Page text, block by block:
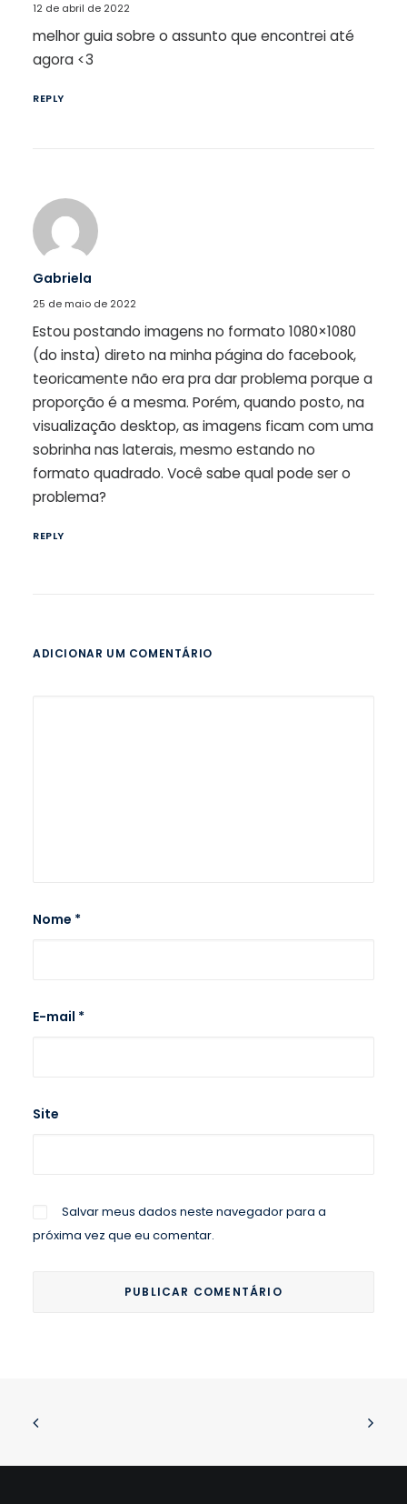
12 de abril de 2022
melhor guia sobre o assunto que encontrei até
agora <3
REPLY
Gabriela
25 de maio de 2022
Estou postando imagens no formato 1080×1080
(do insta) direto na minha página do facebook,
teoricamente não era pra dar problema porque a
proporção é a mesma. Porém, quando posto, na
visualização desktop, as imagens ficam com uma
sobrinha nas laterais, mesmo estando no
formato quadrado. Você sabe qual pode ser o
problema?
REPLY
ADICIONAR UM COMENTÁRIO
Nome *
E-mail *
Site
Salvar meus dados neste navegador para a
próxima vez que eu comentar.